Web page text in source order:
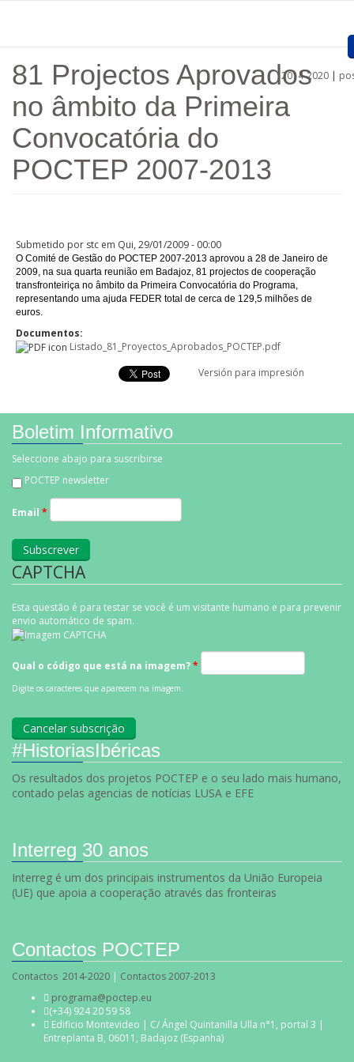
Home
Apresentação
Projetos aprovados
Comunicação
Documentos
Ligações
2014-2020 |
81 Projectos Aprovados
no âmbito da Primeira
Convocatória do
POCTEP 2007-2013
Submetido por stc em Qui, 29/01/2009 - 00:00
O Comité de Gestão do POCTEP 2007-2013 aprovou a 28 de Janeiro de
2009, na sua quarta reunião em Badajoz, 81 projectos de cooperação
transfronteiriça no âmbito da Primeira Convocatória do Programa,
representando uma ajuda FEDER total de cerca de 129,5 milhões de
euros.
Documentos:
Listado_81_Proyectos_Aprobados_POCTEP.pdf
Versión para impresión
Boletim Informativo
Seleccione abajo para suscribirse
POCTEP newsletter
Email *
CAPTCHA
Esta questão é para testar se você é um visitante humano e para prevenir
envio automático de spam.
Qual o código que está na imagem?*
Digite os caracteres que aparecem na imagem.
#HistoriasIbéricas
Os resultados dos projetos POCTEP e o seu lado mais humano,
contado pelas agencias de notícias LUSA e EFE
Interreg 30 anos
Interreg é um dos principais instrumentos da União Europeia
(UE) que apoia a cooperação através das fronteiras
Contactos POCTEP
Contactos 2014-2020 | Contactos 2007-2013
programa@poctep.eu
(+34) 924 20 59 58
Edificio Montevideo | C/ Ángel Quintanilla Ulla n°1, portal 3 |
Entreplanta B, 06011, Badajoz (Espanha)